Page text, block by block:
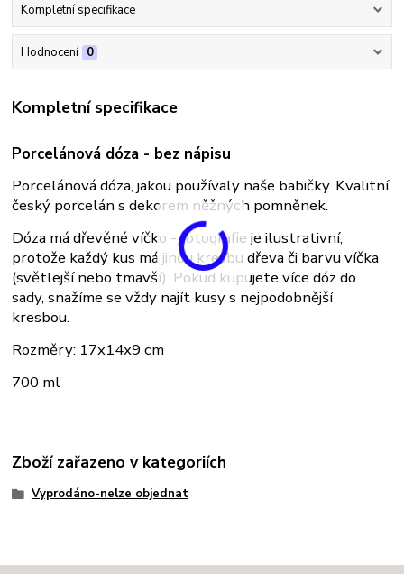
Kompletní specifikace
Hodnocení 0
Kompletní specifikace
Porcelánová dóza - bez nápisu
Porcelánová dóza, jakou používaly naše babičky. Kvalitní
český porcelán s dekorem něžných pomněnek.
Dóza má dřevěné víčko - fotografie je ilustrativní,
protože každý kus má jinou kresbu dřeva či barvu víčka
(světlejší nebo tmavší). Pokud kupujete více dóz do
sady, snažíme se vždy najít kusy s nejpodobnější
kresbou.
Rozměry: 17x14x9 cm
700 ml
Zboží zařazeno v kategoriích
Vyprodáno-nelze objednat